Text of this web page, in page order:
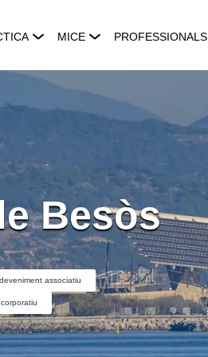
MICE PROFESSIONALS
Besòs
associatiu